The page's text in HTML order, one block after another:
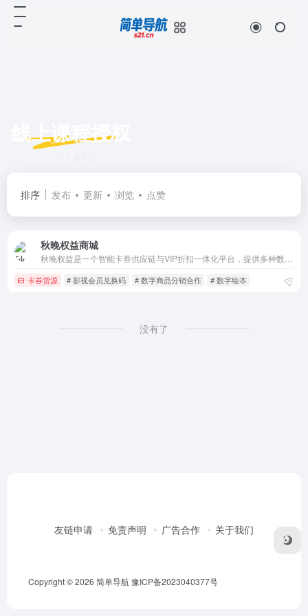
线上课程授权
排序 发布 更新 浏览 点赞
秋晚权益商城
卡券货源 # 影视会员兑换码 # 数字商品分销合作 # 数字绘本
没有了
友链申请 免责声明 广告合作 关于我们
Copyright © 2026 简单导航豫ICP备2023040377号